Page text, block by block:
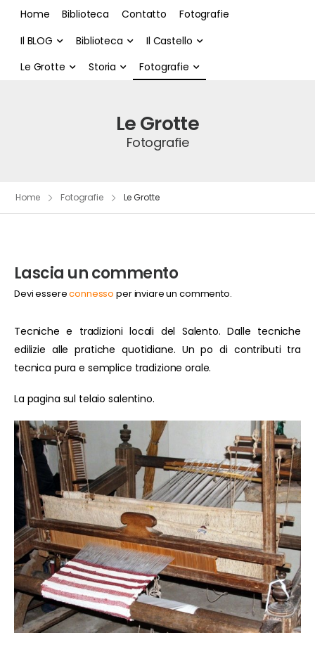
Home Biblioteca Contatto
Fotografie
Il BLOG
Biblioteca
Il Castello
Le Grotte
Storia Fotografie
Le Grotte
Fotografie
Home Fotografie Le Grotte
Lascia un commento
Devi essereconnesso per inviare un commento.
Tecniche e tradizioni locali del Salento. Dalle tecniche
edilizie alle pratiche quotidiane. Un po di contributi tra
tecnica pura e semplice tradizione orale.
La pagina sul telaio salentino.